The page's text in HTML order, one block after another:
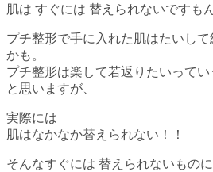
肌は すぐには 替えられないですも
プチ整形で手に入れた肌はたいし
かも。
プチ整形は楽して若返りたいって
と思いますが、
実際には
肌はなかなか替えられない！！
そんなすぐには 替えられないものに